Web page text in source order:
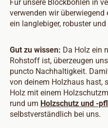
Für unsere Blockbohlen in
verwenden wir
ein langlebiger, robuster
Gut zu wissen: Da Holz ein
Rohstoff ist, überzeugen
puncto Nachhaltigkeit.
von deinem Holzhaus hast,
Holz mit einem
rund um Holzschutz und -
selbstverständlich bei uns.